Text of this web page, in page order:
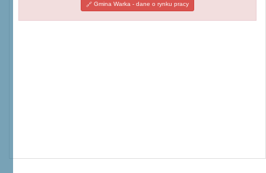
Gmina Warka - dane o rynku pracy